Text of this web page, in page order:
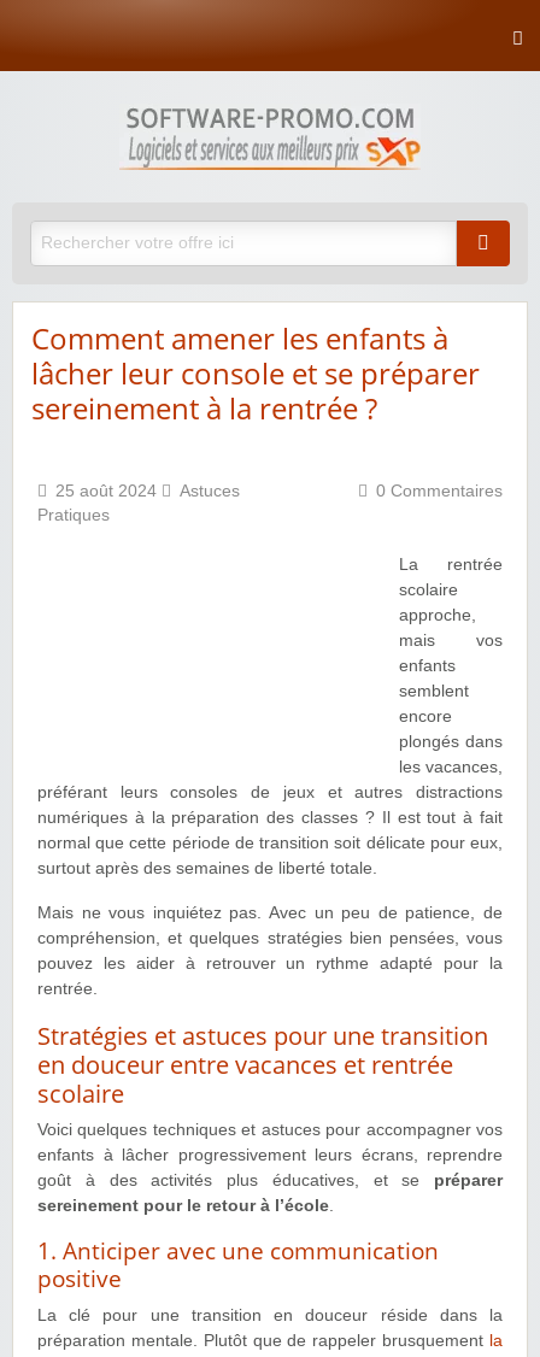
Comment amener les enfants à
lâcher leur console et se préparer
sereinement à la rentrée ?
25 août 2024
Astuces
Pratiques
0 Commentaires
La rentrée
scolaire
approche,
mais vos
enfants
semblent
encore
plongés dans
les vacances,
préférant leurs consoles de jeux et autres distractions
numériques à la préparation des classes ? Il est tout à fait
normal que cette période de transition soit délicate pour eux,
surtout après des semaines de liberté totale.
Mais ne vous inquiétez pas. Avec un peu de patience, de
compréhension, et quelques stratégies bien pensées, vous
pouvez les aider à retrouver un rythme adapté pour la
rentrée.
Stratégies et astuces pour une transition
en douceur entre vacances et rentrée
scolaire
Voici quelques techniques et astuces pour accompagner vos
enfants à lâcher progressivement leurs écrans, reprendre
goût à des activités plus éducatives, et se préparer
sereinement pour le retour à l’école
1. Anticiper avec une communication
positive
La clé pour une transition en douceur réside dans la
préparation mentale. Plutôt que de rappeler brusquement la